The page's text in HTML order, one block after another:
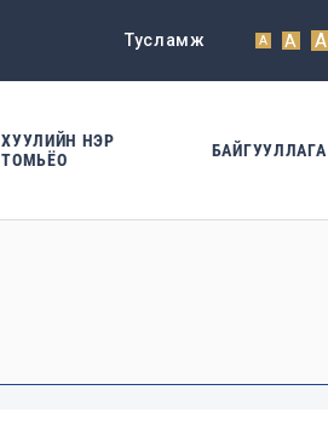
Тусламж A A A
ХУУЛИЙН НЭР
ТОМЬЁО
БАЙГУУЛЛАГА